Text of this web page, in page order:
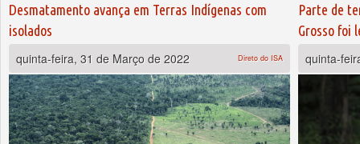
Desmatamento avança em Terras Indígenas com
isolados
quinta-feira, 31 de Março de 2022
Direto do ISA
Parte de
Grosso foi
quinta-